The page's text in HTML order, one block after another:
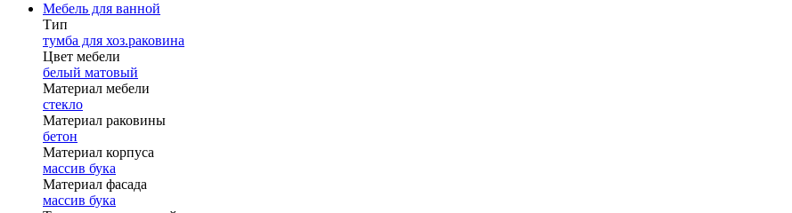
Мебель для ванной
Тип
тумба для хоз.раковина
Цвет мебели
белый матовый
Материал мебели
стекло
Материал раковины
бетон
Материал корпуса
массив бука
Материал фасада
массив бука